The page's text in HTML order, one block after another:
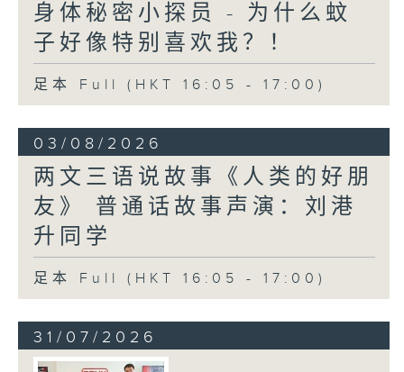
身体秘密小探员 - 为什么蚊
子好像特别喜欢我？！
足本 Full (HKT 16:05 - 17:00)
03/08/2026
两文三语说故事《人类的好朋
友》 普通话故事声演：刘港
升同学
足本 Full (HKT 16:05 - 17:00)
31/07/2026